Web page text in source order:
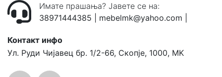
Имате прашања? Јавете се на:
38971444385
mebelmk@yahoo.com
Контакт инфо
Ул. Руди Чијавец бр. 1/2-66, Скопје, 1000, MK